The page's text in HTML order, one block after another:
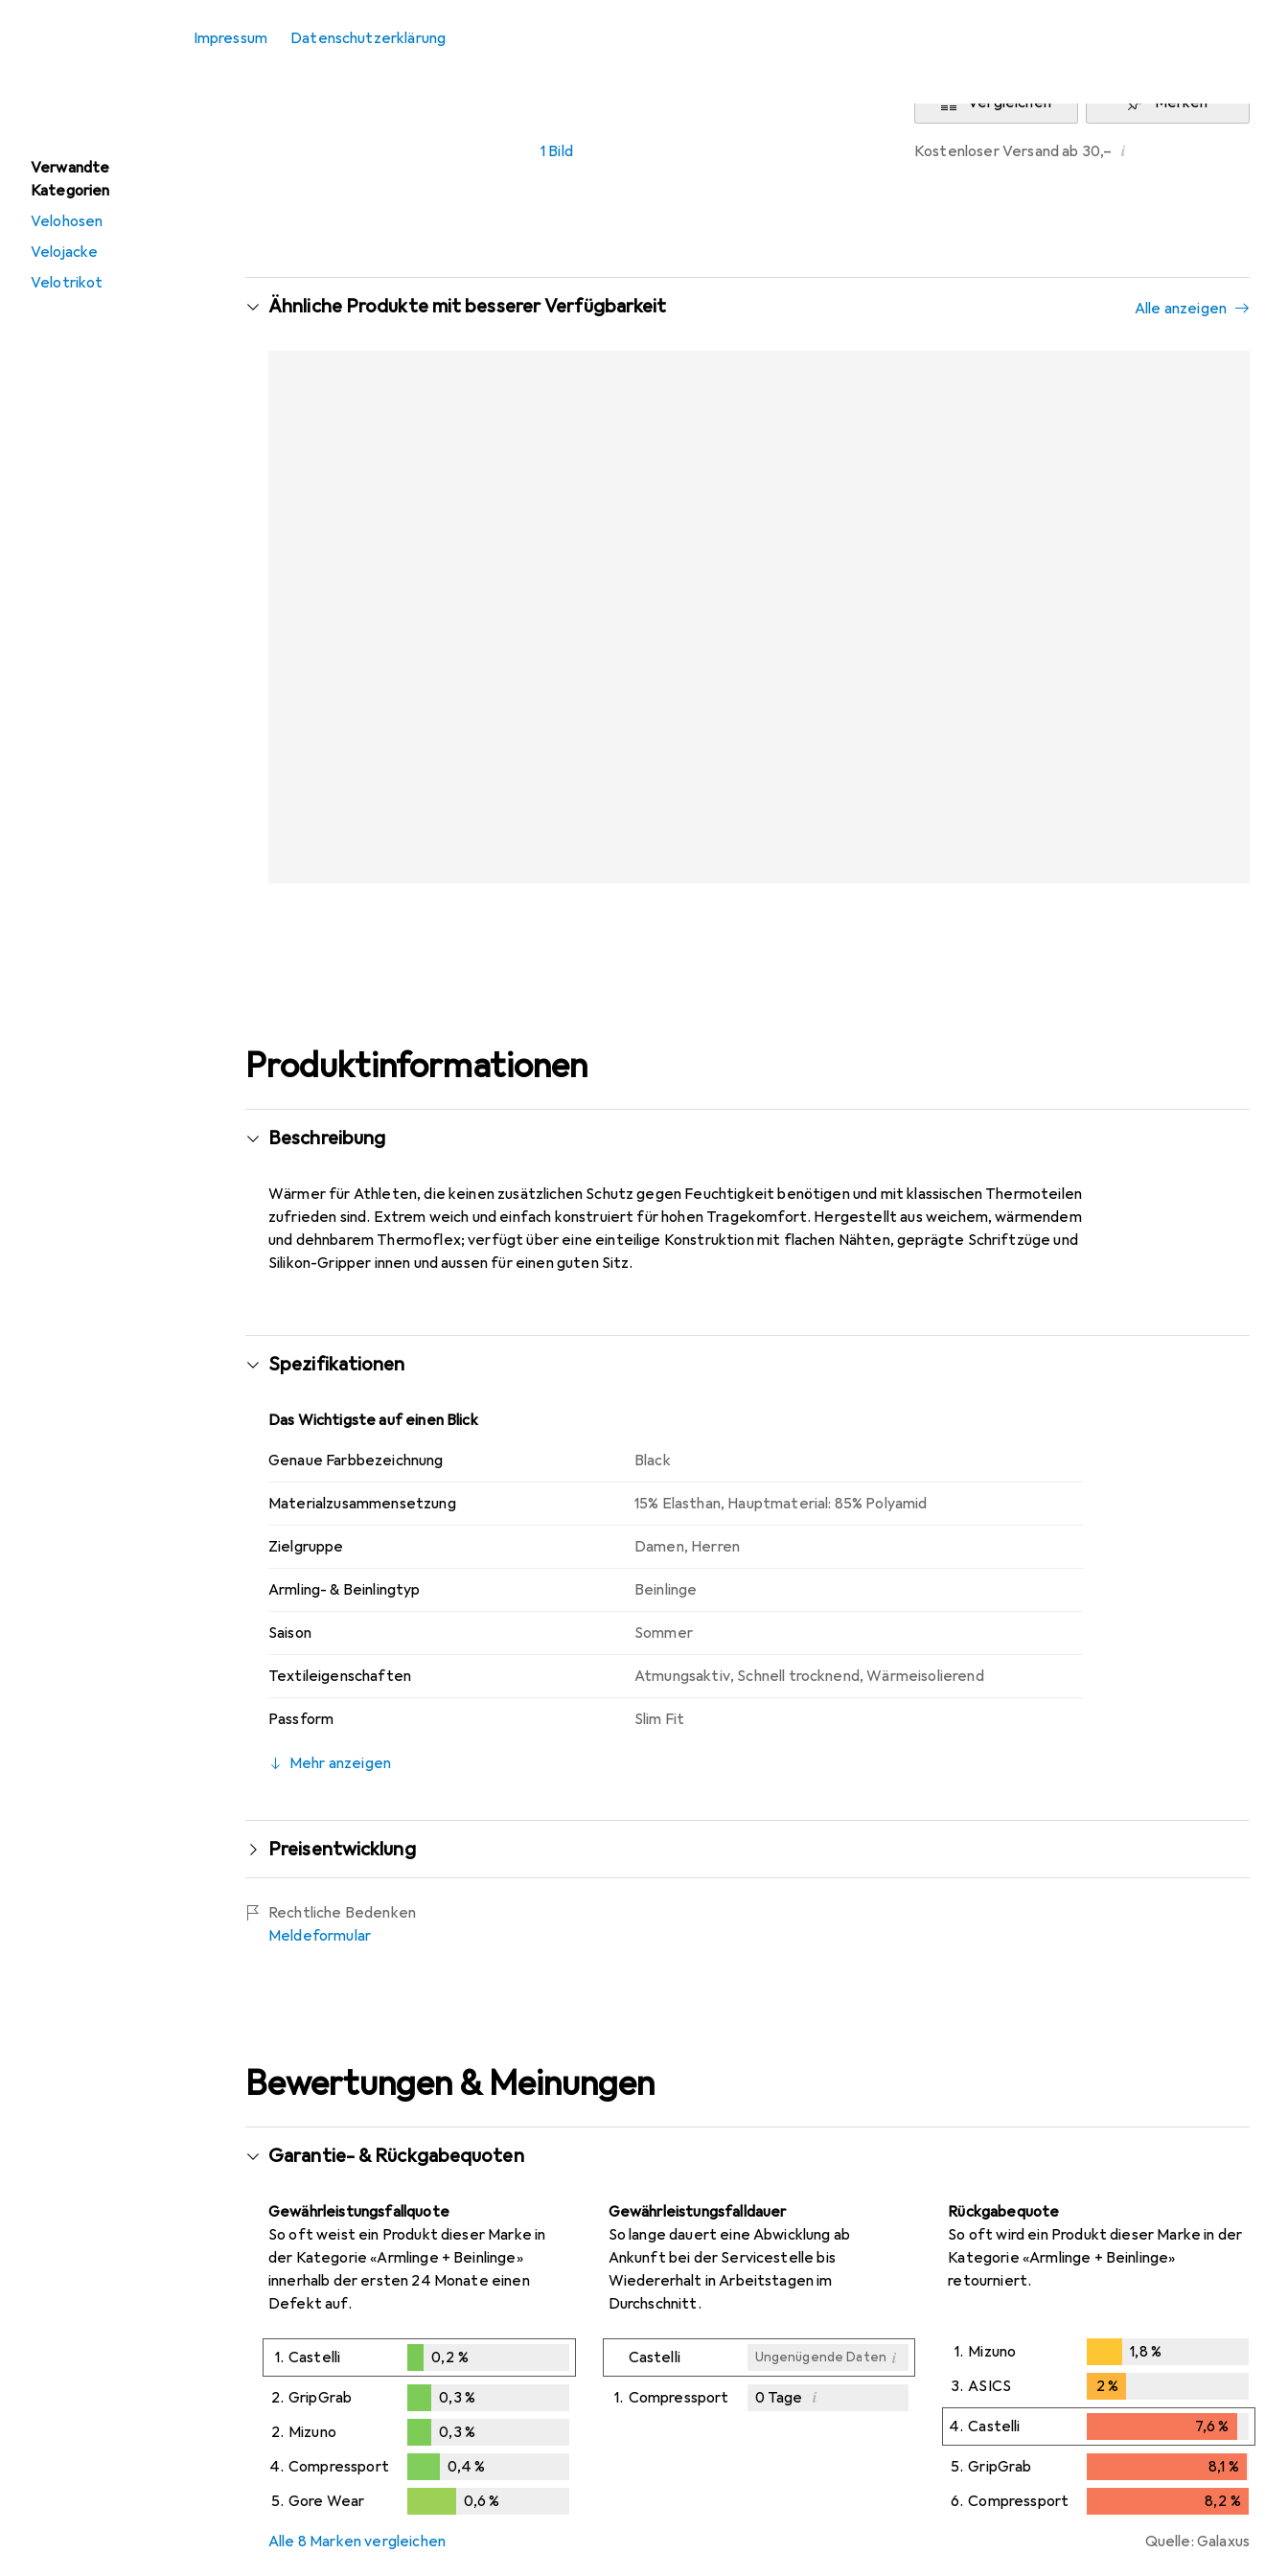
Impressum Datenschutzerklärung
Verwandte
Kategorien
Velohosen
Velojacke
Velotrikot
1 Bild
Vergleichen Merken
Kostenloser Versand ab 30,– i
Ähnliche Produkte mit besserer Verfügbarkeit Alle anzeigen
Produktinformationen
Beschreibung
Wärmer für Athleten, die keinen zusätzlichen Schutz gegen Feuchtigkeit benötigen und mit klassischen Thermoteilen
zufrieden sind. Extrem weich und einfach konstruiert für hohen Tragekomfort. Hergestellt aus weichem, wärmendem
und dehnbarem Thermoflex; verfügt über eine einteilige Konstruktion mit flachen Nähten, geprägte Schriftzüge und
Silikon-Gripper innen und aussen für einen guten Sitz.
Spezifikationen
Das Wichtigste auf einen Blick
Genaue Farbbezeichnung Black
Materialzusammensetzung 15% Elasthan, Hauptmaterial: 85% Polyamid
Zielgruppe Damen, Herren
Armling- & Beinlingtyp Beinlinge
Saison Sommer
Textileigenschaften Atmungsaktiv, Schnell trocknend,Wärmeisolierend
Passform Slim Fit
Mehr anzeigen
Preisentwicklung
Rechtliche Bedenken
Meldeformular
Bewertungen & Meinungen
Garantie- & Rückgabequoten
Gewährleistungsfallquote
So oft weist ein Produkt dieser Marke in
der Kategorie «Armlinge + Beinlinge»
innerhalb der ersten 24 Monate einen
Defekt auf.
1. Castelli
0,2%
0,2 %
2. GripGrab
0,3%
0,3%
2. Mizuno
0,3%
0,3%
4. Compressport
0,4%
0,4 %
5. Gore Wear
0,6%
Gewährleistungsfalldauer
So lange dauert eine Abwicklung ab
Ankunft bei der Servicestelle bis
Wiedererhalt in Arbeitstagen im
Durchschnitt.
Castelli Ungenügende Daten i
1. Compressport 0Tage i
Rückgabequote
So oft wird ein Produkt dieser Marke in der
Kategorie «Armlinge + Beinlinge»
retourniert.
1. Mizuno
1,8%
1,8%
3. ASICS 2%
4. Castelli 7,6%
7,6%
5. GripGrab 8,1 %
8,1%
6. Compressport 8,2 %
Alle 8 Marken vergleichen Quelle: Galaxus